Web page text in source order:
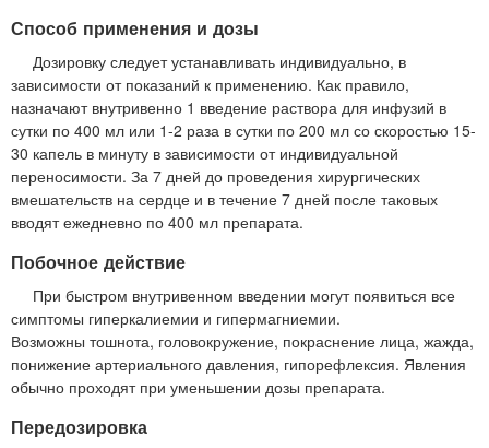
Способ применения и дозы
Дозировку следует устанавливать индивидуально, в
зависимости от показаний к применению. Как правило,
назначают внутривенно 1 введение раствора для инфузий в
сутки по 400 мл или 1-2 раза в сутки по 200 мл со скоростью 15-
30 капель в минуту в зависимости от индивидуальной
переносимости. За 7 дней до проведения хирургических
вмешательств на сердце и в течение 7 дней после таковых
вводят ежедневно по 400 мл препарата.
Побочное действие
При быстром внутривенном введении могут появиться все
симптомы гиперкалиемии и гипермагниемии.
Возможны тошнота, головокружение, покраснение лица, жажда,
понижение артериального давления, гипорефлексия. Явления
обычно проходят при уменьшении дозы препарата.
Передозировка